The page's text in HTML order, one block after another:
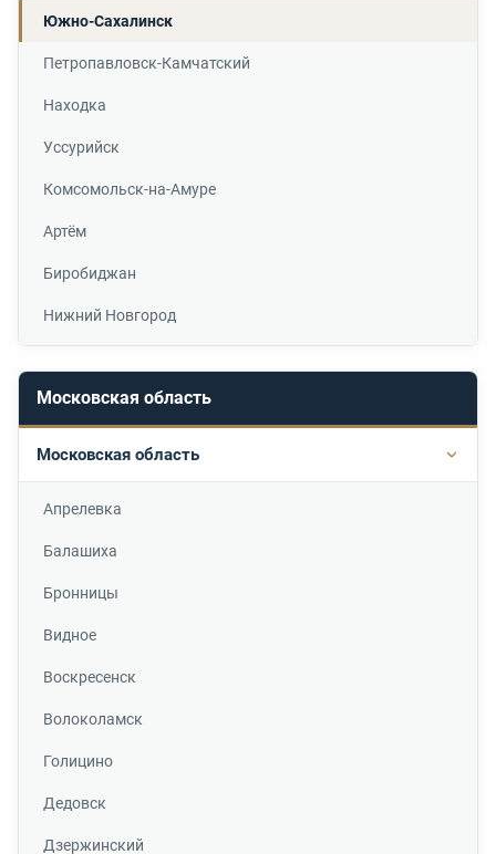
Южно-Сахалинск
Петропавловск-Камчатский
Находка
Уссурийск
Комсомольск-на-Амуре
Артём
Биробиджан
Нижний Новгород
Московская область
Московская область
Апрелевка
Балашиха
Бронницы
Видное
Воскресенск
Волоколамск
Голицино
Дедовск
Дзержинский